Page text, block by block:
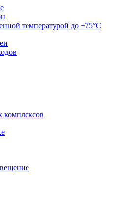
температурой до +75°C
комплексов